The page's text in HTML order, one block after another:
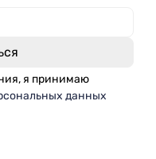
я принимаю
данных